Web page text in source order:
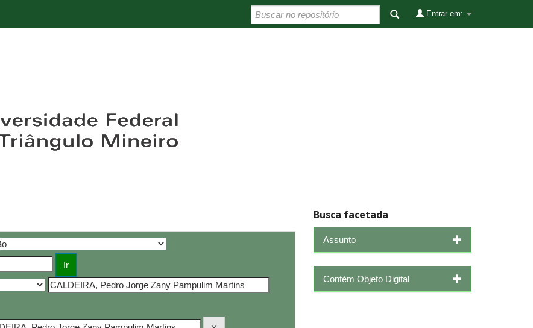
Entrar em:
Busca facetada
Assunto
Contém Objeto Digital